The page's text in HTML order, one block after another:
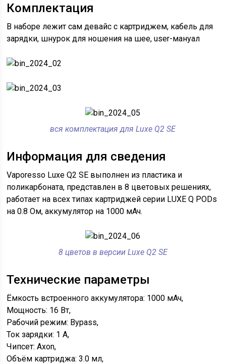
Комплектация
В наборе лежит сам девайс с картриджем, кабель для
зарядки, шнурок для ношения на шее, user-мануал
вся комплектация для Luxe Q2 SE
Информация для сведения
Vaporesso Luxe Q2 SE выполнен из пластика и
поликарбоната, представлен в 8 цветовых решениях,
работает на всех типах картриджей серии LUXE Q PODs
на 0.8 Ом, аккумулятор на 1000 мАч.
8 цветов в версии Luxe Q2 SE
Технические параметры
Ёмкость встроенного аккумулятора: 1000 мАч,
Мощность: 16 Вт,
Рабочий режим: Bypass,
Ток зарядки: 1 А,
Чипсет: Axon,
Объём картриджа: 3.0 мл,